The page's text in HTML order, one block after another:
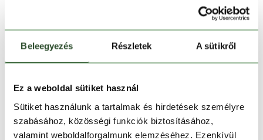
Beleegyezés Részletek A sütikről
Ez a weboldal sütiket használ
Sütiket használunk a tartalmak és hirdetések személyre
szabásához, közösségi funkciók biztosításához,
valamint weboldalforgalmunk elemzéséhez. Ezenkívül
M
Kosárba teszem